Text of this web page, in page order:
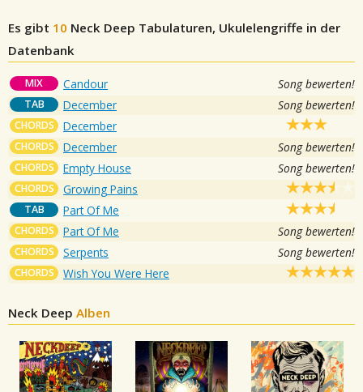
Es gibt 10 Neck Deep Tabulaturen, Ukulelengriffe in der
Datenbank
MIX Candour Song bewerten!
TAB December Song bewerten!
CHORDS December
CHORDS December Song bewerten!
CHORDS Empty House Song bewerten!
CHORDS Growing Pains
TAB Part Of Me
CHORDS Part Of Me Song bewerten!
CHORDS Serpents Song bewerten!
CHORDS Wish You Were Here
Neck Deep Alben